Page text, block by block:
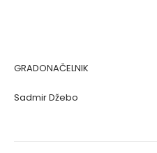
GRADONAČELNIK
Sadmir Džebo